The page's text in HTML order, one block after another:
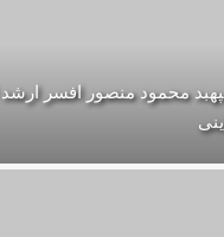
محمود منصور افسر